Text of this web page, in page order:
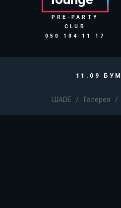
PRE-PARTY
CLUB
050 104 11 17
11.09
ШАDE Галерея